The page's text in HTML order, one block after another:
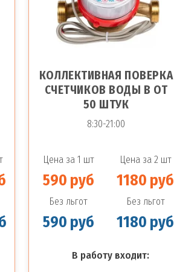
КОЛЛЕКТИВНАЯ ПОВЕРКА
СЧЕТЧИКОВ ВОДЫ В ОТ
50 ШТУК
8:30-21:00
Цена за 1 шт Цена за 2 шт
590 руб 1180 руб
Без льгот Без льгот
590 руб 1180 руб
В работу входит: